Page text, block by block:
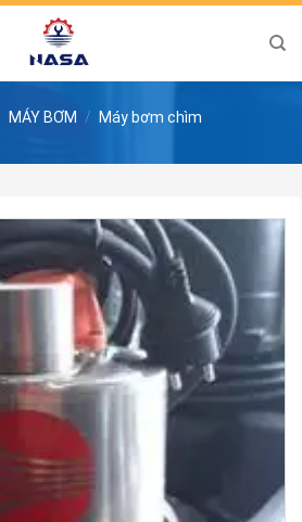
MÁY BƠM / Máy bơm chìm